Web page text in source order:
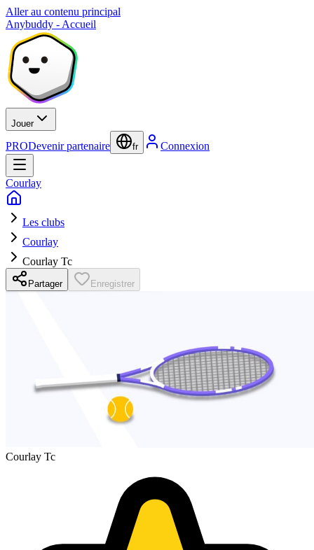
Aller au contenu principal
Anybuddy - Accueil
Jouer
PRODevenir partenaire fr Connexion
Courlay
Les clubs
Courlay
Courlay Tc
Partager Enregistrer
Courlay Tc